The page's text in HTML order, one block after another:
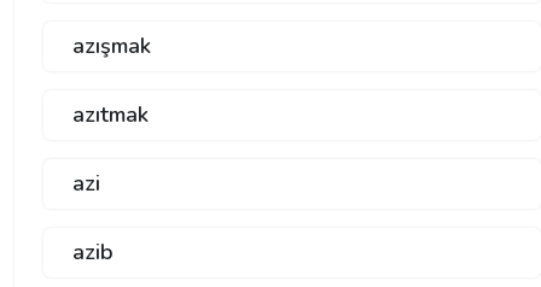
azışmak
azıtmak
azi
azib